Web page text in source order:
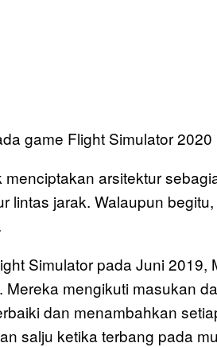
arsitektur
lintas jarak. Walaupun
Simulator pada Juni 2019,
mengikuti masukan
dan menambahkan
salju ketika terbang pada